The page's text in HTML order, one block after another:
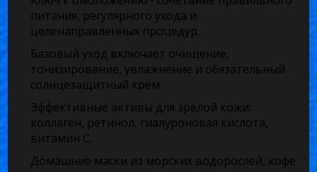
питания, регулярного ухода и
целенаправленных процедур.
Базовый уход включает очищение,
тонизирование, увлажнение и обязательный
солнцезащитный крем.
Эффективные активы для зрелой кожи:
коллаген, ретинол, гиалуроновая кислота,
витамин C.
Домашние маски из морских водорослей, кофе